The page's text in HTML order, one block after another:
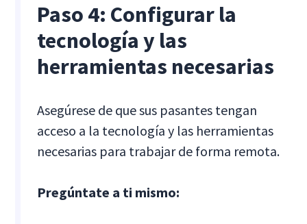
Paso 4: Configurar la
tecnología y las
herramientas necesarias
Asegúrese de que sus pasantes tengan
acceso a la tecnología y las herramientas
necesarias para trabajar de forma remota.
Pregúntate a ti mismo: